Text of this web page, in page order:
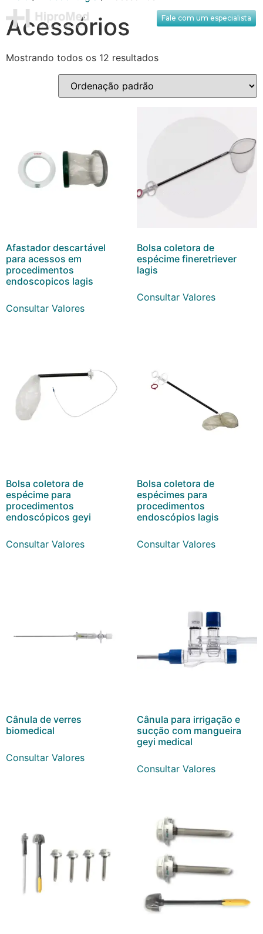
Fale com um especialista
Acessórios
Mostrando todos os 12 resultados
Afastador descartável
para acessos em
procedimentos
endoscopicos lagis
Consultar Valores
Bolsa coletora de
espécime fineretriever
lagis
Consultar Valores
Bolsa coletora de
espécime para
procedimentos
endoscópicos geyi
Consultar Valores
Bolsa coletora de
espécimes para
procedimentos
endoscópios lagis
Consultar Valores
Cânula de verres
biomedical
Consultar Valores
Cânula para irrigação e
sucção com mangueira
geyi medical
Consultar Valores